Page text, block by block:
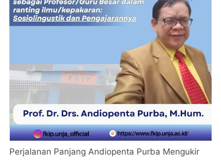
Perjalanan Panjang Andiopenta Purba Mengukir